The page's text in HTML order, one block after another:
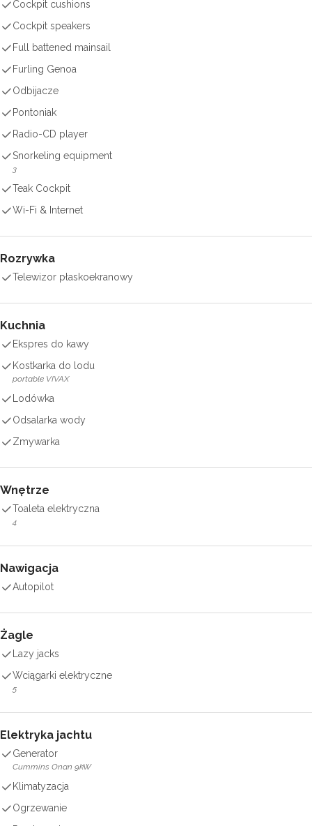
Cockpit cushions
Cockpit speakers
Full battened mainsail
Furling Genoa
Odbijacze
Pontoniak
Radio-CD player
Snorkeling equipment
3
Teak Cockpit
Wi-Fi & Internet
Rozrywka
Telewizor płaskoekranowy
Kuchnia
Ekspres do kawy
Kostkarka do lodu
portable VIVAX
Lodówka
Odsalarka wody
Zmywarka
Wnętrze
Toaleta elektryczna
4
Nawigacja
Autopilot
Żagle
Lazy jacks
Wciągarki elektryczne
5
Elektryka jachtu
Generator
Cummins Onan 9kW
Klimatyzacja
Ogrzewanie